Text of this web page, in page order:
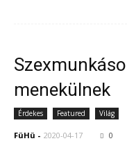
menekülnek
Érdekes Featured Világ
FüHü - 2020-04-17 0